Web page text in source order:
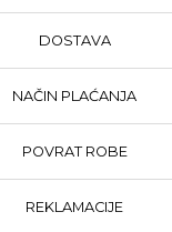
DOSTAVA
NAČIN PLAĆANJA
POVRAT ROBE
REKLAMACIJE